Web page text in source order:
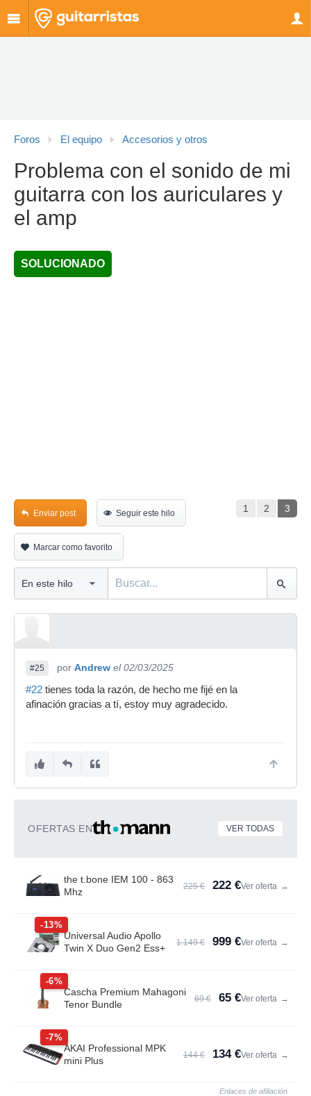
Foros El equipo Accesorios y otros
Problema con el sonido de mi
guitarra con los auriculares y
el amp
SOLUCIONADO
1 2 3
Enviar post Seguir este hilo
Marcar como favorito
#25 por Andrew el 02/03/2025
#22 tienes toda la razón, de hecho me fijé en la
afinación gracias a tí, estoy muy agradecido.
OFERTAS EN VER TODAS
the t.bone IEM 100 - 863
Mhz
225 € 222 €Ver oferta →
-13%
Universal Audio Apollo
Twin X Duo Gen2 Ess+
1.149 € 999 €Ver oferta →
-6%
Cascha Premium Mahagoni
Tenor Bundle
69 € 65 €Ver oferta →
-7%
AKAI Professional MPK
mini Plus
144 € 134 €Ver oferta →
Enlaces de afiliación